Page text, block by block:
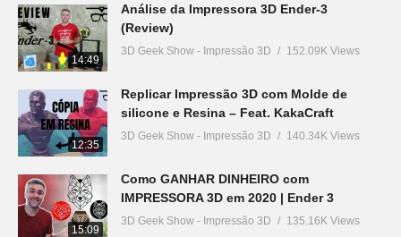
14:49
Análise da Impressora 3D Ender-3
(Review)
3D Geek Show - Impressão 3D 152.09K Views
12:35
Replicar Impressão 3D com Molde de
silicone e Resina – Feat. KakaCraft
3D Geek Show - Impressão 3D 140.34K Views
15:09
Como GANHAR DINHEIRO com
IMPRESSORA 3D em 2020 | Ender 3
3D Geek Show - Impressão 3D 135.16K Views